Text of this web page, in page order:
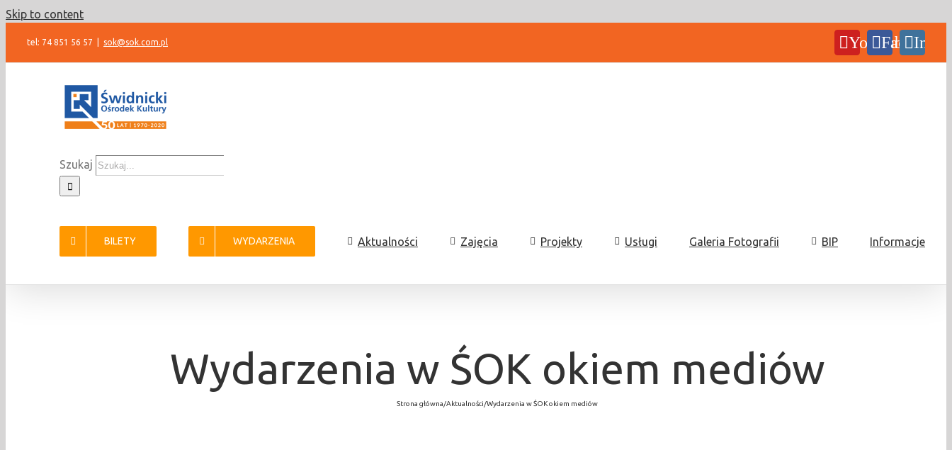
Skip to content
tel: 74 851 56 57 sok@sok.com.pl YouTubeFacebook
Szukaj
BILETY WYDARZENIA Aktualności Zajęcia Projekty Usługi Galeria Fotografii BIP Informacje
Wydarzenia w ŚOK okiem mediów
Strona główna/Aktualności/Wydarzenia w ŚOK okiem mediów